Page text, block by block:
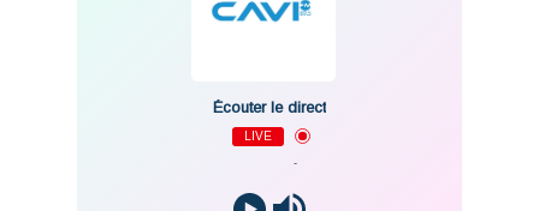
Écouter le direct
LIVE